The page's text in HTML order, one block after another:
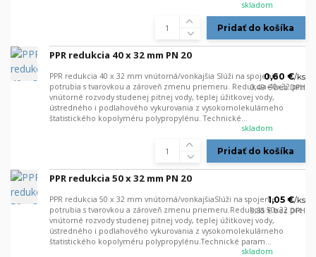
skladom
Pridať do košíka
PPR redukcia 40 x 32 mm PN 20
PPR redukcia 40 x 32 mm vnútorná/vonkajšia Slúži na spojenie
potrubia s tvarovkou a zároveň zmenu priemeru. Redukcia 40x32 pre
vnútorné rozvody studenej pitnej vody, teplej úžitkovej vody,
ústredného i podlahového vykurovania z vysokomolekulárneho
štatistického kopolyméru polypropylénu. Technické...
0,60 €/ks
0,49 €bez DPH
skladom
Pridať do košíka
PPR redukcia 50 x 32 mm PN 20
PPR redukcia 50 x 32 mm vnútorná/vonkajšiaSlúži na spojenie
potrubia s tvarovkou a zároveň zmenu priemeru.Redukcia 50x32 pre
vnútorné rozvody studenej pitnej vody, teplej úžitkovej vody,
ústredného i podlahového vykurovania z vysokomolekulárneho
štatistického kopolyméru polypropylénu.Technické param...
1,05 €/ks
0,85 €bez DPH
skladom